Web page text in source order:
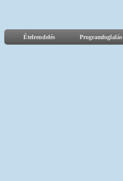
Ételrendelés Programfoglalás